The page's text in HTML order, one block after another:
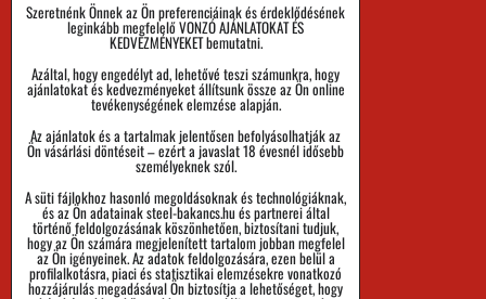
Áru visszaadása és Reklamáció
Méret
Személyes adatok védelme
Küldemények nyomon követése
Szeretnénk Önnek az Ön preferenciáinak és érdeklődésének
leginkább megfelelő VONZÓ AJÁNLATOKAT ÉS
KEDVEZMÉNYEKET bemutatni.
Azáltal, hogy engedélyt ad, lehetővé teszi számunkra, hogy
ajánlatokat és kedvezményeket állítsunk össze az Ön online
tevékenységének elemzése alapján.
Az ajánlatok és a tartalmak jelentősen befolyásolhatják az
Ön vásárlási döntéseit – ezért a javaslat 18 évesnél idősebb
személyeknek szól.
A süti fájlokhoz hasonló megoldásoknak és technológiáknak,
és az Ön adatainak steel-bakancs.hu és partnerei által
történő feldolgozásának köszönhetően, biztosítani tudjuk,
hogy az Ön számára megjelenített tartalom jobban megfelel
az Ön igényeinek. Az adatok feldolgozására, ezen belül a
profilalkotásra, piaci és statisztikai elemzésekre vonatkozó
hozzájárulás megadásával Ön biztosítja a lehetőséget, hogy